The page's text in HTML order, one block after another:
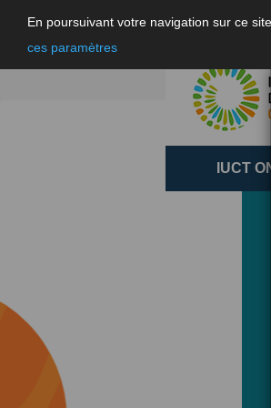
En poursuivant votre navigation sur ce
ces paramètres
IUCT